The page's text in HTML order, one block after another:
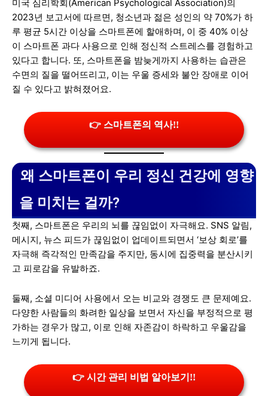
미국 심리학회(American Psychological Association)의
2023년 보고서에 따르면, 청소년과 젊은 성인의 약 70%가 하
루 평균 5시간 이상을 스마트폰에 할애하며, 이 중 40% 이상
이 스마트폰 과다 사용으로 인해 정신적 스트레스를 경험하고
있다고 합니다. 또, 스마트폰을 밤늦게까지 사용하는 습관은
수면의 질을 떨어뜨리고, 이는 우울 증세와 불안 장애로 이어
질 수 있다고 밝혀졌어요.
👉 스마트폰의 역사!!
왜 스마트폰이 우리 정신 건강에 영향
을 미치는 걸까?
첫째, 스마트폰은 우리의 뇌를 끊임없이 자극해요. SNS 알림,
메시지, 뉴스 피드가 끊임없이 업데이트되면서 ‘보상 회로’를
자극해 즉각적인 만족감을 주지만, 동시에 집중력을 분산시키
고 피로감을 유발하죠.
둘째, 소셜 미디어 사용에서 오는 비교와 경쟁도 큰 문제예요.
다양한 사람들의 화려한 일상을 보면서 자신을 부정적으로 평
가하는 경우가 많고, 이로 인해 자존감이 하락하고 우울감을
느끼게 됩니다.
👉 시간 관리 비법 알아보기!!